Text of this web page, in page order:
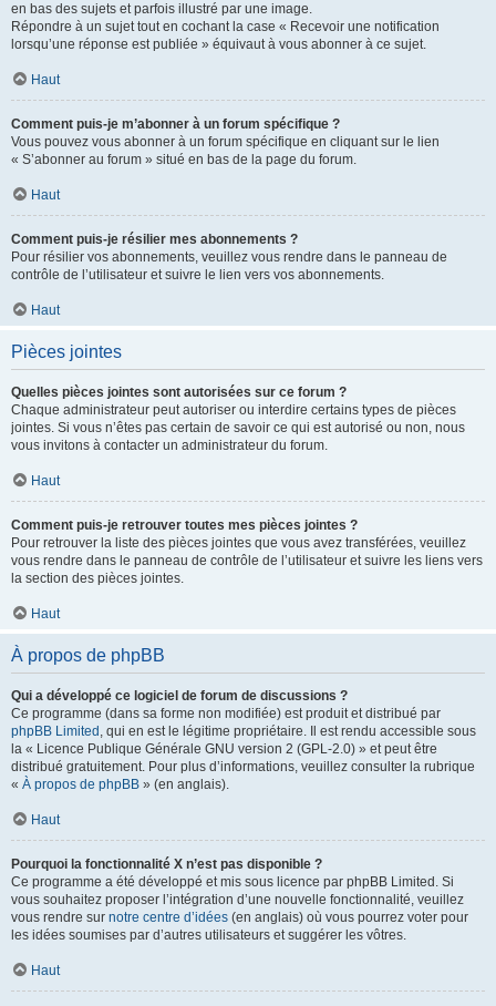
en bas des sujets et parfois illustré par une image.
Répondre à un sujet tout en cochant la case « Recevoir une notification
lorsqu’une réponse est publiée » équivaut à vous abonner à ce sujet.
Haut
Comment puis-je m’abonner à un forum spécifique ?
Vous pouvez vous abonner à un forum spécifique en cliquant sur le lien
« S’abonner au forum » situé en bas de la page du forum.
Haut
Comment puis-je résilier mes abonnements ?
Pour résilier vos abonnements, veuillez vous rendre dans le panneau de
contrôle de l’utilisateur et suivre le lien vers vos abonnements.
Haut
Pièces jointes
Quelles pièces jointes sont autorisées sur ce forum ?
Chaque administrateur peut autoriser ou interdire certains types de pièces
jointes. Si vous n’êtes pas certain de savoir ce qui est autorisé ou non, nous
vous invitons à contacter un administrateur du forum.
Haut
Comment puis-je retrouver toutes mes pièces jointes ?
Pour retrouver la liste des pièces jointes que vous avez transférées, veuillez
vous rendre dans le panneau de contrôle de l’utilisateur et suivre les liens vers
la section des pièces jointes.
Haut
À propos de phpBB
Qui a développé ce logiciel de forum de discussions ?
Ce programme (dans sa forme non modifiée) est produit et distribué par
phpBB Limited , qui en est le légitime propriétaire. Il est rendu accessible sous
la « Licence Publique Générale GNU version 2 (GPL-2.0) » et peut être
distribué gratuitement. Pour plus d’informations, veuillez consulter la rubrique
« À propos de phpBB » (en anglais).
Haut
Pourquoi la fonctionnalité X n’est pas disponible ?
Ce programme a été développé et mis sous licence par phpBB Limited. Si
vous souhaitez proposer l’intégration d’une nouvelle fonctionnalité, veuillez
vous rendre sur notre centre d’idées (en anglais) où vous pourrez voter pour
les idées soumises par d’autres utilisateurs et suggérer les vôtres.
Haut